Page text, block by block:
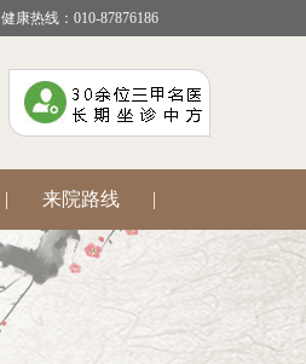
健康热线：010-87876186
| 来院路线 |